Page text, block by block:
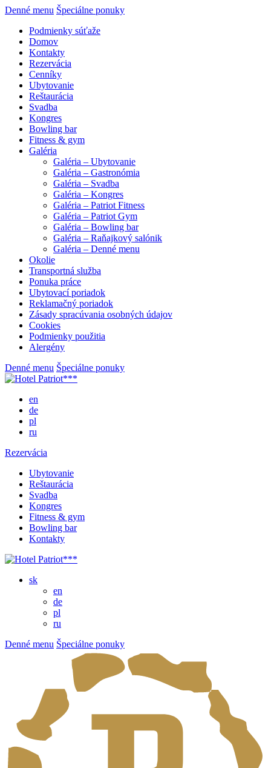
Denné menu Špeciálne ponuky
Podmienky súťaže
Domov
Kontakty
Rezervácia
Cenníky
Ubytovanie
Reštaurácia
Svadba
Kongres
Bowling bar
Fitness & gym
Galéria
Galéria – Ubytovanie
Galéria – Gastronómia
Galéria – Svadba
Galéria – Kongres
Galéria – Patriot Fitness
Galéria – Patriot Gym
Galéria – Bowling bar
Galéria – Raňajkový salónik
Galéria – Denné menu
Okolie
Transportná služba
Ponuka práce
Ubytovací poriadok
Reklamačný poriadok
Zásady spracúvania osobných údajov
Cookies
Podmienky použitia
Alergény
Denné menu Špeciálne ponuky
en
de
pl
ru
Rezervácia
Ubytovanie
Reštaurácia
Svadba
Kongres
Fitness & gym
Bowling bar
Kontakty
sk
en
de
pl
ru
Denné menu Špeciálne ponuky